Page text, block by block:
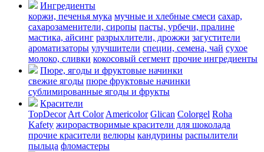
Ингредиенты
коржи, печенья мука мучные и хлебные смеси сахар,
сахарозаменители, сиропы пасты, урбечи, пралине
мастика, айсинг разрыхлители, дрожжи загустители
ароматизаторы улучшители специи, семена, чай сухое
молоко, сливки кокосовый сегмент прочие ингредиенты
Пюре, ягоды и фруктовые начинки
свежие ягоды пюре фруктовые начинки
сублимированные ягоды и фрукты
Красители
TopDecor Art Color Americolor Glican Colorgel Roha
Kafety жирорастворимые красители для шоколада
прочие красители велюры кандурины распылители
пыльца фломастеры